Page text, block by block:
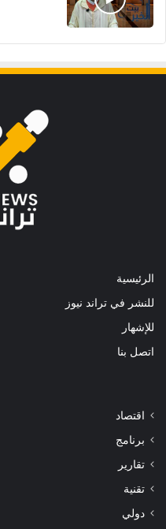
الرئيسية
للنشر في تراند نيوز
للإشهار
اتصل بنا
اقتصاد
برنامج
تقارير
تقنية
دولي